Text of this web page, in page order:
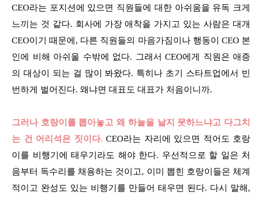
CEO라는 포지션에 있으면 직원들에 대한 아쉬움을 유독 크게
느끼는 것 같다. 회사에 가장 애착을 가지고 있는 사람은 대개
CEO이기 때문에, 다른 직원들의 마음가짐이나 행동이 CEO 본
인에 비해 아쉬울 수밖에 없다. 그래서 CEO에게 직원은 애증
의 대상이 되는 걸 많이 봐왔다. 특히나 초기 스타트업에서 빈
번하게 벌어진다. 왜냐면 대표도 대표가 처음이니까.
그러나 호랑이를 뽑아놓고 왜 하늘을 날지 못하느냐고 다그치
는 건 어리석은 짓이다. CEO라는 자리에 있으면 적어도 호랑
이를 비행기에 태우기라도 해야 한다. 우선적으로 할 일은 처
음부터 독수리를 채용하는 것이고, 이미 뽑힌 호랑이들은 체계
적이고 완성도 있는 비행기를 만들어 태우면 된다. 다시 말해,